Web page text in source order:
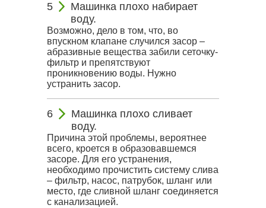
Машинка плохо набирает
воду.
Возможно, дело в том, что, во
впускном клапане случился засор –
абразивные вещества забили сеточку-
фильтр и препятствуют
проникновению воды. Нужно
устранить засор.
Машинка плохо сливает
воду.
Причина этой проблемы, вероятнее
всего, кроется в образовавшемся
засоре. Для его устранения,
необходимо прочистить систему слива
– фильтр, насос, патрубок, шланг или
место, где сливной шланг соединяется
с канализацией.